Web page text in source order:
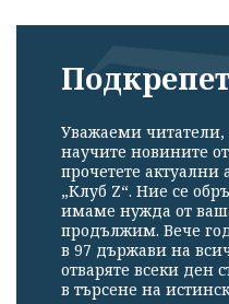
Уважаеми читатели,
научите новините
прочетете
„Клуб Z“. Ние се
имаме нужда от
продължим. Вече
в 97 държави на
отваряте всеки ден
в търсене на